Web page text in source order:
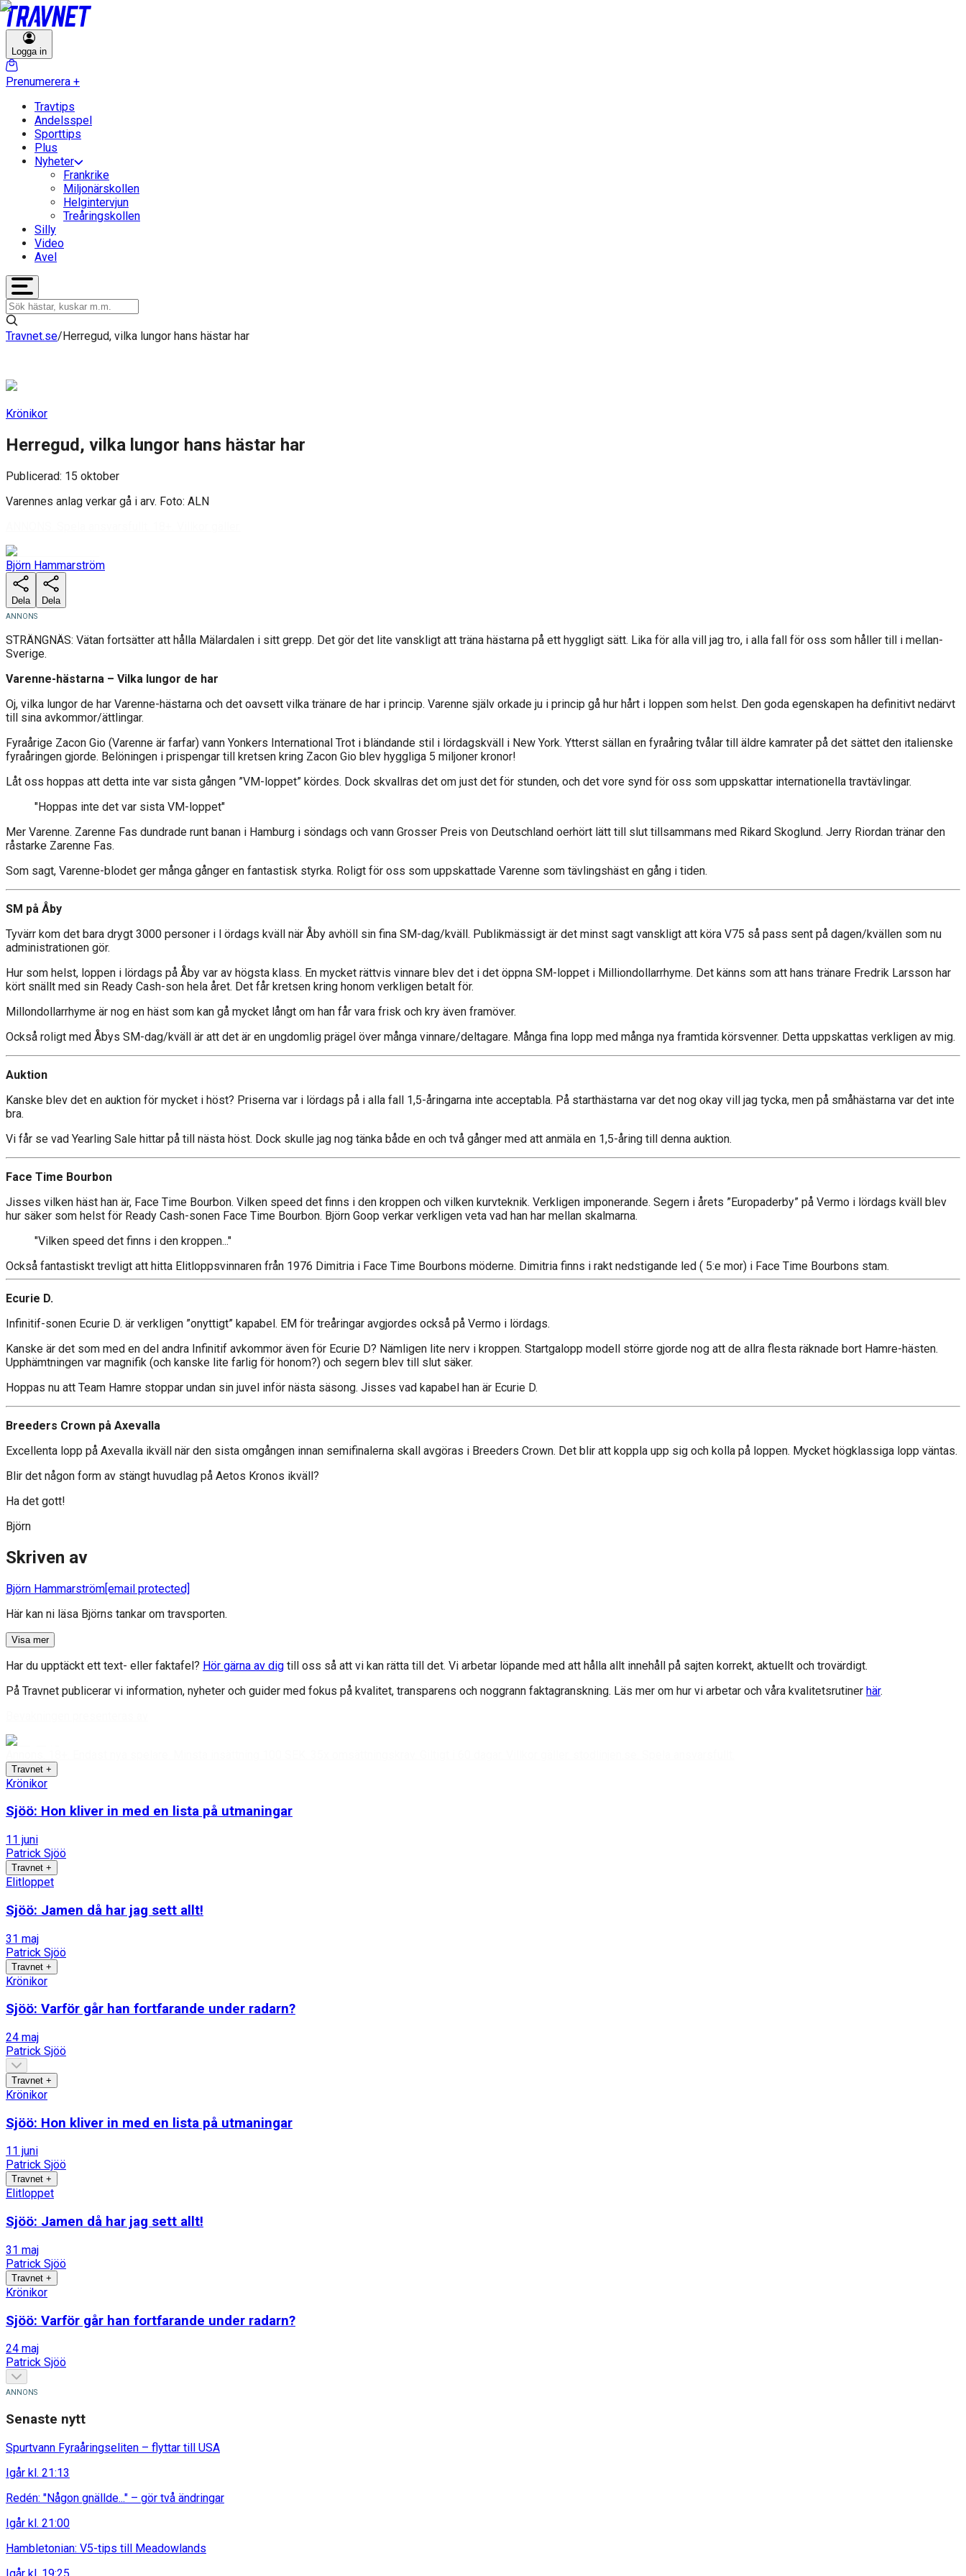
Logga in
Prenumerera +
Travtips
Andelsspel
Sporttips
Plus
Nyheter
Frankrike
Miljonärskollen
Helgintervjun
Treåringskollen
Silly
Video
Avel
Travnet.se/Herregud, vilka lungor hans hästar har
Krönikor
Herregud, vilka lungor hans hästar har
Publicerad: 15 oktober
Varennes anlag verkar gå i arv. Foto: ALN
Björn Hammarström
Dela Dela
STRÄNGNÄS: Vätan fortsätter att hålla Mälardalen i sitt grepp. Det gör det lite vanskligt att träna hästarna på ett hyggligt sätt. Lika för alla vill jag tro, i alla fall för oss som håller till i mellan-
Sverige.
Varenne-hästarna – Vilka lungor de har
Oj, vilka lungor de har Varenne-hästarna och det oavsett vilka tränare de har i princip. Varenne själv orkade ju i princip gå hur hårt i loppen som helst. Den goda egenskapen ha definitivt nedärvt
till sina avkommor/ättlingar.
Fyraårige Zacon Gio (Varenne är farfar) vann Yonkers International Trot i bländande stil i lördagskväll i New York. Ytterst sällan en fyraåring tvålar till äldre kamrater på det sättet den italienske
fyraåringen gjorde. Belöningen i prispengar till kretsen kring Zacon Gio blev hyggliga 5 miljoner kronor!
Låt oss hoppas att detta inte var sista gången ”VM-loppet” kördes. Dock skvallras det om just det för stunden, och det vore synd för oss som uppskattar internationella travtävlingar.
"Hoppas inte det var sista VM-loppet"
Mer Varenne. Zarenne Fas dundrade runt banan i Hamburg i söndags och vann Grosser Preis von Deutschland oerhört lätt till slut tillsammans med Rikard Skoglund. Jerry Riordan tränar den
råstarke Zarenne Fas.
Som sagt, Varenne-blodet ger många gånger en fantastisk styrka. Roligt för oss som uppskattade Varenne som tävlingshäst en gång i tiden.
SM på Åby
Tyvärr kom det bara drygt 3000 personer i l ördags kväll när Åby avhöll sin fina SM-dag/kväll. Publikmässigt är det minst sagt vanskligt att köra V75 så pass sent på dagen/kvällen som nu
administrationen gör.
Hur som helst, loppen i lördags på Åby var av högsta klass. En mycket rättvis vinnare blev det i det öppna SM-loppet i Milliondollarrhyme. Det känns som att hans tränare Fredrik Larsson har
kört snällt med sin Ready Cash-son hela året. Det får kretsen kring honom verkligen betalt för.
Millondollarrhyme är nog en häst som kan gå mycket långt om han får vara frisk och kry även framöver.
Också roligt med Åbys SM-dag/kväll är att det är en ungdomlig prägel över många vinnare/deltagare. Många fina lopp med många nya framtida körsvenner. Detta uppskattas verkligen av mig.
Auktion
Kanske blev det en auktion för mycket i höst? Priserna var i lördags på i alla fall 1,5-åringarna inte acceptabla. På starthästarna var det nog okay vill jag tycka, men på småhästarna var det inte
bra.
Vi får se vad Yearling Sale hittar på till nästa höst. Dock skulle jag nog tänka både en och två gånger med att anmäla en 1,5-åring till denna auktion.
Face Time Bourbon
Jisses vilken häst han är, Face Time Bourbon. Vilken speed det finns i den kroppen och vilken kurvteknik. Verkligen imponerande. Segern i årets ”Europaderby” på Vermo i lördags kväll blev
hur säker som helst för Ready Cash-sonen Face Time Bourbon. Björn Goop verkar verkligen veta vad han har mellan skalmarna.
"Vilken speed det finns i den kroppen..."
Också fantastiskt trevligt att hitta Elitloppsvinnaren från 1976 Dimitria i Face Time Bourbons möderne. Dimitria finns i rakt nedstigande led ( 5:e mor) i Face Time Bourbons stam.
Ecurie D.
Infinitif-sonen Ecurie D. är verkligen ”onyttigt” kapabel. EM för treåringar avgjordes också på Vermo i lördags.
Kanske är det som med en del andra Infinitif avkommor även för Ecurie D? Nämligen lite nerv i kroppen. Startgalopp modell större gjorde nog att de allra flesta räknade bort Hamre-hästen.
Upphämtningen var magnifik (och kanske lite farlig för honom?) och segern blev till slut säker.
Hoppas nu att Team Hamre stoppar undan sin juvel inför nästa säsong. Jisses vad kapabel han är Ecurie D.
Breeders Crown på Axevalla
Excellenta lopp på Axevalla ikväll när den sista omgången innan semifinalerna skall avgöras i Breeders Crown. Det blir att koppla upp sig och kolla på loppen. Mycket högklassiga lopp väntas.
Blir det någon form av stängt huvudlag på Aetos Kronos ikväll?
Ha det gott!
Björn
Skriven av
Björn Hammarström[email protected]
Här kan ni läsa Björns tankar om travsporten.
Visa mer
Har du upptäckt ett text- eller faktafel? Hör gärna av dig till oss så att vi kan rätta till det. Vi arbetar löpande med att hålla allt innehåll på sajten korrekt, aktuellt och trovärdigt.
På Travnet publicerar vi information, nyheter och guider med fokus på kvalitet, transparens och noggrann faktagranskning. Läs mer om hur vi arbetar och våra kvalitetsrutiner här.
Travnet +
Krönikor
Sjöö: Hon kliver in med en lista på utmaningar
11 juni
Patrick Sjöö
Travnet +
Elitloppet
Sjöö: Jamen då har jag sett allt!
31 maj
Patrick Sjöö
Travnet +
Krönikor
Sjöö: Varför går han fortfarande under radarn?
24 maj
Patrick Sjöö
Travnet +
Krönikor
Sjöö: Hon kliver in med en lista på utmaningar
11 juni
Patrick Sjöö
Travnet +
Elitloppet
Sjöö: Jamen då har jag sett allt!
31 maj
Patrick Sjöö
Travnet +
Krönikor
Sjöö: Varför går han fortfarande under radarn?
24 maj
Patrick Sjöö
Senaste nytt
Spurtvann Fyraåringseliten – flyttar till USA
Igår kl. 21:13
Redén: "Någon gnällde..." – gör två ändringar
Igår kl. 21:00
Hambletonian: V5-tips till Meadowlands
Igår kl. 19:25